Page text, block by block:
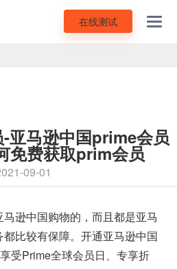
在线测试
亚马逊中国prime会员
免费获取prim会员
09-01
逊中国购物的，而且都是亚马
比较有保障。开通亚马逊中国
受Prime全球会员日、专享折